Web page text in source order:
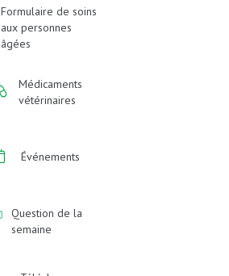
Formulaire de soins
aux personnes
âgées
Médicaments
vétérinaires
Événements
Question de la
semaine